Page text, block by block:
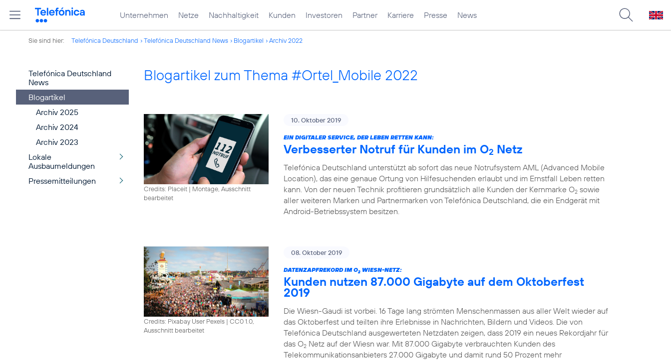
Unternehmen Netze Nachhaltigkeit Kunden Investoren Partner Karriere Presse News
Sie sind hier: Telefónica Deutschland Telefónica Deutschland News Blogartikel Archiv 2022
Telefónica Deutschland
News
Blogartikel
Archiv 2025
Archiv 2024
Archiv 2023
Lokale
Ausbaumeldungen
Pressemitteilungen
Blogartikel zum Thema #Ortel_Mobile 2022
Credits: Placeit | Montage, Ausschnitt
bearbeitet
10. Oktober 2019
EIN DIGITALER SERVICE, DER LEBEN RETTEN KANN:
Verbesserter Notruf für Kunden im O2 Netz
Telefónica Deutschland unterstützt ab sofort das neue Notrufsystem AML (Advanced Mobile
Location), das eine genaue Ortung von Hilfesuchenden erlaubt und im Ernstfall Leben retten
kann. Von der neuen Technik profitieren grundsätzlich alle Kunden der Kernmarke O2 sowie
aller weiteren Marken und Partnermarken von Telefónica Deutschland, die ein Endgerät mit
Android-Betriebssystem besitzen.
Credits: Pixabay User Pexels | CC0 1.0,
Ausschnitt bearbeitet
08. Oktober 2019
DATENZAPFREKORD IM O2 WIESN-NETZ:
Kunden nutzen 87.000 Gigabyte auf dem Oktoberfest
2019
Die Wiesn-Gaudi ist vorbei. 16 Tage lang strömten Menschenmassen aus aller Welt wieder auf
das Oktoberfest und teilten ihre Erlebnisse in Nachrichten, Bildern und Videos. Die von
Telefónica Deutschland ausgewerteten Netzdaten zeigen, dass 2019 ein neues Rekordjahr für
das O2 Netz auf der Wiesn war. Mit 87.000 Gigabyte verbrauchten Kunden des
Telekommunikationsanbieters 27.000 Gigabyte und damit rund 50 Prozent mehr